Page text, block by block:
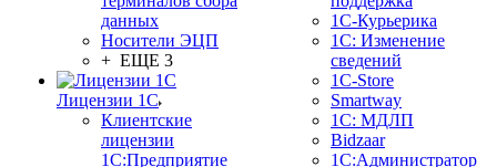
данных
Носители ЭЦП
+ ЕЩЕ 3
Лицензии 1С
Клиентские
лицензии
1С:Предприятие
1С-Курьерика
1С: Изменение
сведений
1C-Store
Smartway
1С: МДЛП
Bidzaar
1С:Администратор